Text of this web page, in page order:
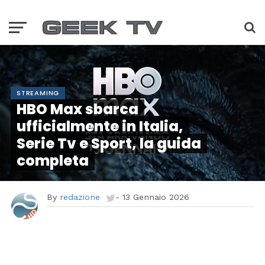
STREAMING
HBO Max sbarca
ufficialmente in Italia,
Serie Tv e Sport, la guida
completa
By redazione - 13 Gennaio 2026